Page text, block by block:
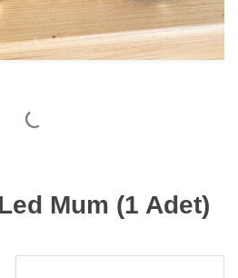
Mum (1 Adet)